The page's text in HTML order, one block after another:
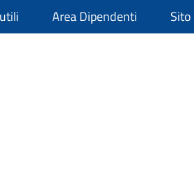
Area Dipendenti